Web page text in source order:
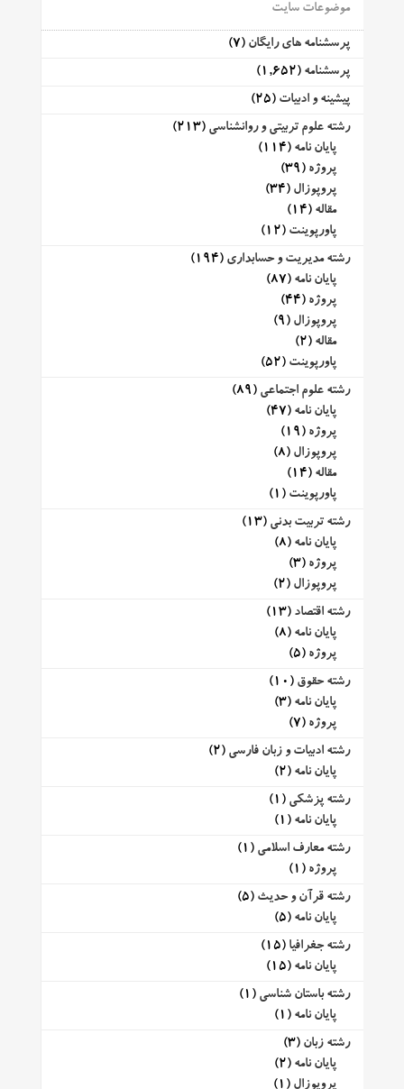
موضوعات سایت
پرسشنامه های رایگان (7)
پرسشنامه (1,652)
پیشینه و ادبیات (25)
رشته علوم تربیتی و روانشناسی (213)
پایان نامه (114)
پروژه (39)
پروپوزال (34)
مقاله (14)
پاورپوینت (12)
رشته مدیریت و حسابداری (194)
پایان نامه (87)
پروژه (44)
پروپوزال (9)
مقاله (2)
پاورپوینت (52)
رشته علوم اجتماعی (89)
پایان نامه (47)
پروژه (19)
پروپوزال (8)
مقاله (14)
پاورپوینت (1)
رشته تربیت بدنی (13)
پایان نامه (8)
پروژه (3)
پروپوزال (2)
رشته اقتصاد (13)
پایان نامه (8)
پروژه (5)
رشته حقوق (10)
پایان نامه (3)
پروژه (7)
رشته ادبیات و زبان فارسی (2)
پایان نامه (2)
رشته پزشکی (1)
پایان نامه (1)
رشته معارف اسلامی (1)
پروژه (1)
رشته قرآن و حدیث (5)
پایان نامه (5)
رشته جغرافیا (15)
پایان نامه (15)
رشته باستان شناسی (1)
پایان نامه (1)
رشته زبان (3)
پایان نامه (2)
پروپوزال (1)